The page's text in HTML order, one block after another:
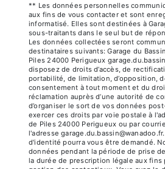
** Les données personnelles
aux fins de vous contacter et sont
informatisé. Elles sont destinées à
sous-traitants dans le seul but de
Les données collectées seront
destinataires suivants: Garage du
Piles 24000 Perigueux
disposez de droits d’accès, de
portabilité, de limitation, d’opposition,
consentement à tout moment et du
réclamation auprès d’une autorité de
d’organiser le sort de vos données
exercer ces droits par voie postale à
de Piles 24000 Perigueux ou par
l'adresse
d'identité pourra vous être demandé.
données pendant la période de prise
la durée de prescription légale aux fins